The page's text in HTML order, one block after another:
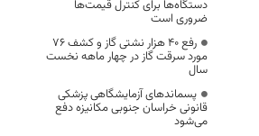
دستگاه‌ها برای کنترل قیمت‌ها
ضروری است
رفع 40 هزار نشتی گاز و کشف 76
مورد سرقت گاز در چهار ماهه نخست
سال
پسماندهای آزمایشگاهی پزشکی
قانونی خراسان جنوبی مکانیزه دفع
می‌شود